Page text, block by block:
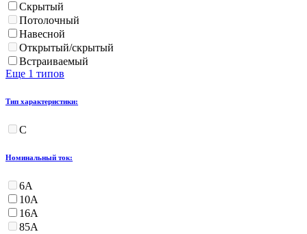
Скрытый
Потолочный
Навесной
Открытый/скрытый
Встраиваемый
Еще 1 типов
Тип характеристики:
С
Номинальный ток:
6А
10А
16А
85А